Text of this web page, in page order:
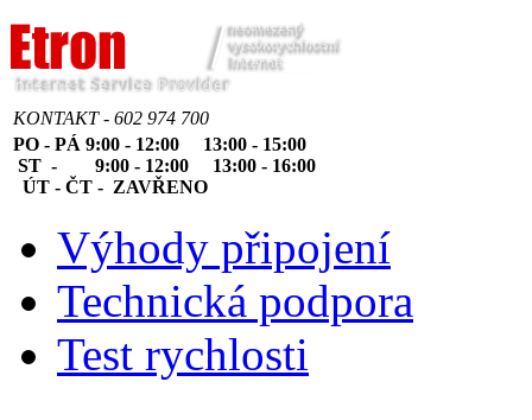
KONTAKT - 602 974 700
PO - PÁ 9:00 - 12:00 13:00 - 15:00
ST - 9:00 - 12:00 13:00 - 16:00
ÚT - ČT - ZAVŘENO
Výhody připojení
Technická podpora
Test rychlosti